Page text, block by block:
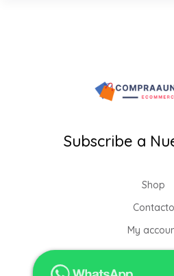
Subscribe a
Shop
Contacto
My